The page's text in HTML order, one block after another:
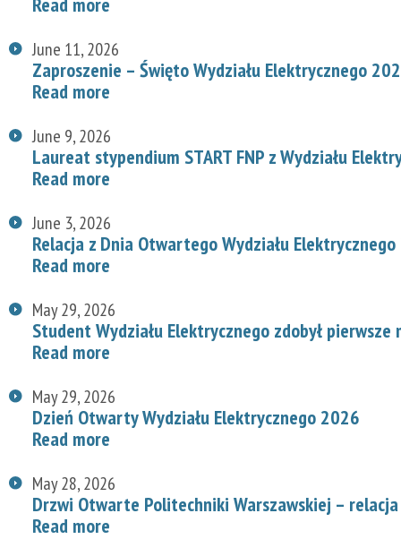
June 11, 2026
Zaproszenie – Święto Wydziału Elektrycznego
Read more
June 9, 2026
Laureat stypendium START FNP z Wydziału
Read more
June 3, 2026
Relacja z Dnia Otwartego Wydziału
Read more
May 29, 2026
Student Wydziału Elektrycznego zdobył
Read more
May 29, 2026
Dzień Otwarty Wydziału Elektrycznego 2026
Read more
May 28, 2026
Drzwi Otwarte Politechniki Warszawskiej – relacja
Read more